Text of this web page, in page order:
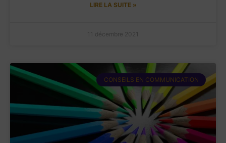
LIRE LA SUITE »
11 décembre 2021
CONSEILS EN COMMUNICATION